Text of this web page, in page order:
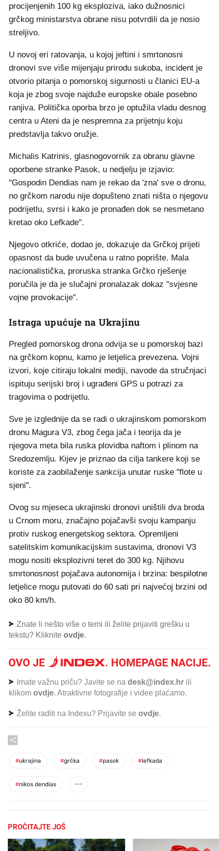
procijenjenih 100 kg eksploziva, iako dužnosnici
grčkog ministarstva obrane nisu potvrdili da je nosio
streljivo.
U novoj eri ratovanja, u kojoj jeftini i smrtonosni
dronovi sve više mijenjaju prirodu sukoba, incident je
otvorio pitanja o pomorskoj sigurnosti u članici EU-a
koja je zbog svoje najduže europske obale posebno
ranjiva. Politička oporba brzo je optužila vladu desnog
centra u Ateni da je nespremna za prijetnju koju
predstavlja takvo oružje.
Michalis Katrinis, glasnogovornik za obranu glavne
oporbene stranke Pasok, u nedjelju je izjavio:
"Gospodin Dendias nam je rekao da 'zna' sve o dronu,
no grčkom narodu nije dopušteno znati ništa o njegovu
podrijetlu, svrsi i kako je pronađen dok se nesmetano
kretao oko Lefkade".
Njegovo otkriće, dodao je, dokazuje da Grčkoj prijeti
opasnost da bude uvučena u ratno poprište. Mala
nacionalistička, proruska stranka Grčko rješenje
poručila je da je slučajni pronalazak dokaz "svjesne
vojne provokacije".
Istraga upućuje na Ukrajinu
Pregled pomorskog drona odvija se u pomorskoj bazi
na grčkom kopnu, kamo je letjelica prevezena. Vojni
izvori, koje citiraju lokalni mediji, navode da stručnjaci
ispituju serijski broj i ugrađeni GPS u potrazi za
tragovima o podrijetlu.
Sve je izglednije da se radi o ukrajinskom pomorskom
dronu Magura V3, zbog čega jača i teorija da je
njegova meta bila ruska plovidba naftom i plinom na
Sredozemlju. Kijev je priznao da cilja tankere koji se
koriste za zaobilaženje sankcija unutar ruske "flote u
sjeni".
Ovog su mjeseca ukrajinski dronovi uništili dva broda
u Crnom moru, značajno pojačavši svoju kampanju
protiv ruskog energetskog sektora. Opremljeni
satelitskim komunikacijskim sustavima, dronovi V3
mogu nositi eksplozivni teret do 300 kg. Njihovu
smrtonosnost pojačava autonomija i brzina: bespilotne
letjelice mogu putovati do 60 sati pri najvećoj brzini od
oko 80 km/h.
Znate li nešto više o temi ili želite prijaviti grešku u
tekstu? Kliknite ovdje.
Imate važnu priču? Javite se na desk@index.hr ili
klikom ovdje. Atraktivne fotografije i videe plaćamo.
Želite raditi na Indexu? Prijavite se ovdje.
#ukrajina #grčka #pasok #lefkada
#nikos dendias
PROČITAJTE JOŠ